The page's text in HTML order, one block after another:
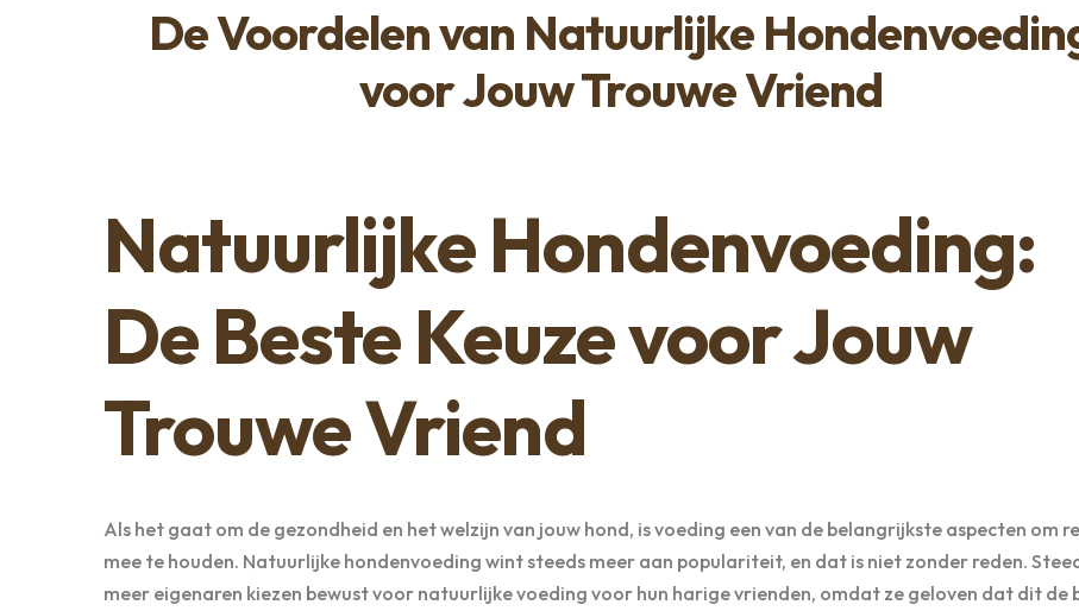
De Voordelen van Natuurlijke
voor Jouw Trouwe Vriend
Natuurlijke Hondenvoeding:
De Beste Keuze voor Jouw
Trouwe Vriend
Als het gaat om de gezondheid en het welzijn van jouw hond, is voeding een van de belangrijkste aspecten om
mee te houden. Natuurlijke hondenvoeding wint steeds meer aan populariteit, en dat is niet zonder reden.
meer eigenaren kiezen bewust voor natuurlijke voeding voor hun harige vrienden, omdat ze geloven dat dit de